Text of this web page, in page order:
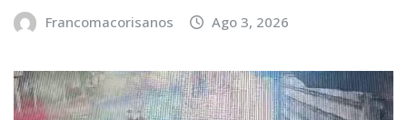
Francomacorisanos Ago 3, 2026